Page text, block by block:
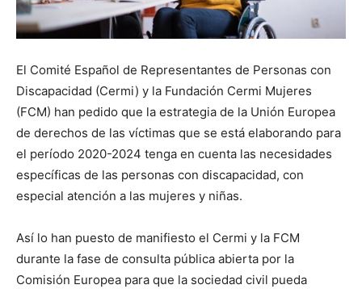
El Comité Español de Representantes de Personas con
Discapacidad (Cermi) y la Fundación Cermi Mujeres
(FCM) han pedido que la estrategia de la Unión Europea
de derechos de las víctimas que se está elaborando para
el período 2020-2024 tenga en cuenta las necesidades
específicas de las personas con discapacidad, con
especial atención a las mujeres y niñas.
Así lo han puesto de manifiesto el Cermi y la FCM
durante la fase de consulta pública abierta por la
Comisión Europea para que la sociedad civil pueda